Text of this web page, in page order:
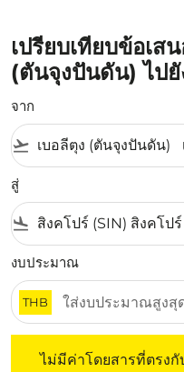
เปรียบเทียบข้อเส
(ตันจุงปันดัน) ไปยั
จาก
flight_takeoff
สู่
flight_land
งบประมาณ
THB
ไม่มีค่าโดยสารที่ตรง